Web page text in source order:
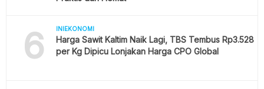
6 INIEKONOMI
Harga Sawit Kaltim Naik Lagi, TBS Tembus Rp3.528
per Kg Dipicu Lonjakan Harga CPO Global